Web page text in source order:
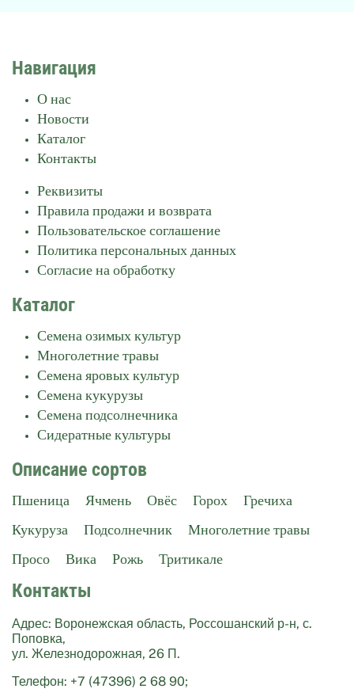
Навигация
О нас
Новости
Каталог
Контакты
Реквизиты
Правила продажи и возврата
Пользовательское соглашение
Политика персональных данных
Согласие на обработку
Каталог
Семена озимых культур
Многолетние травы
Семена яровых культур
Семена кукурузы
Семена подсолнечника
Сидератные культуры
Описание сортов
Пшеница Ячмень Овёс Горох
Гречиха
Кукуруза
Подсолнечник
Многолетние травы
Просо
Вика Рожь Тритикале
Контакты
Адрес: Воронежская область, Россошанский р-н, с.
Поповка,
ул. Железнодорожная, 26 П.
Телефон: +7 (47396) 2 68 90;